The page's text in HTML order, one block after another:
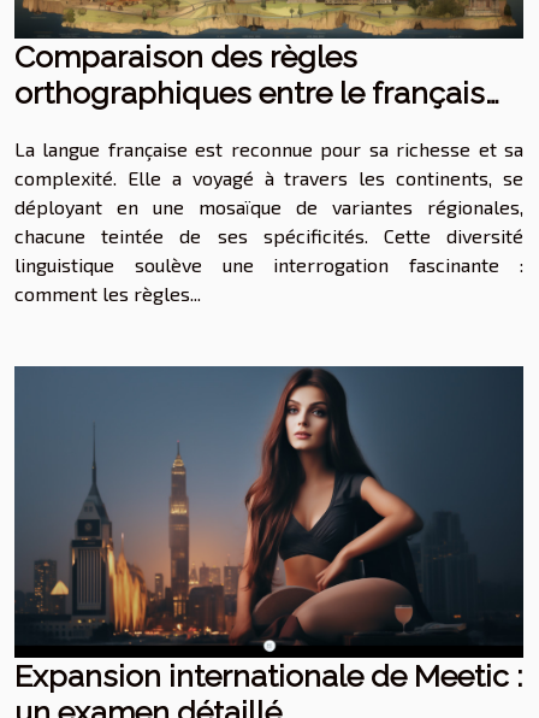
Comparaison des règles
orthographiques entre le français
La langue française est reconnue pour sa richesse et sa
complexité. Elle a voyagé à travers les continents, se
déployant en une mosaïque de variantes régionales,
chacune teintée de ses spécificités. Cette diversité
linguistique soulève une interrogation fascinante :
comment les règles...
Expansion internationale de Meetic :